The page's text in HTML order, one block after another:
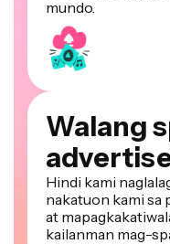
Walang
Hindi kami
nakatuon kami sa
at
kailanman mag-
impormasyon sa